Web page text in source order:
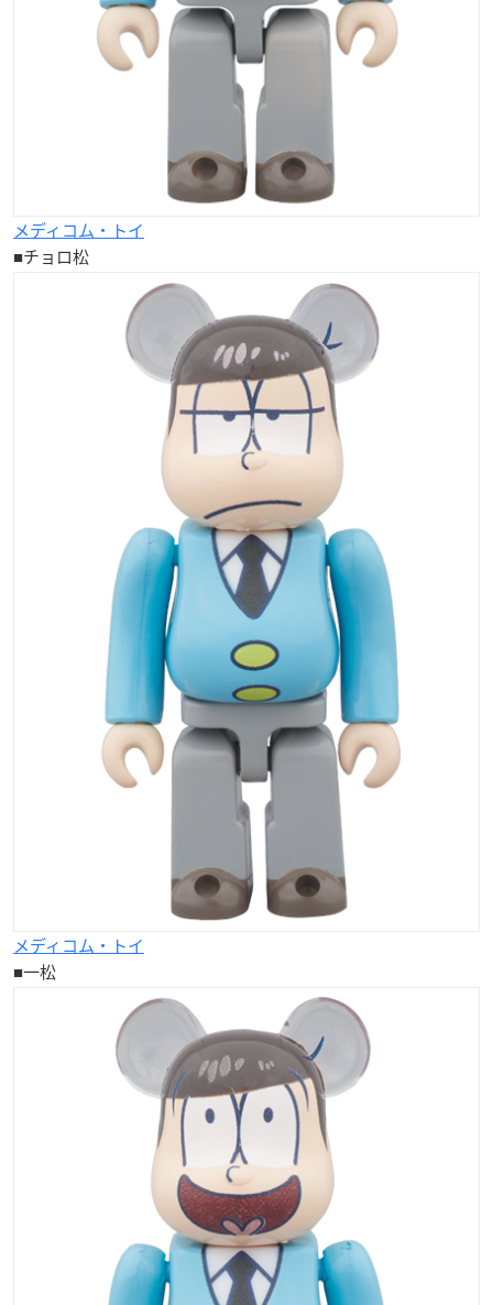
メディコム・トイ
■チョロ松
メディコム・トイ
■一松